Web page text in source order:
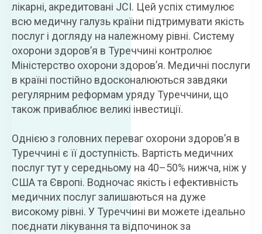
лікарні, акредитовані JCI. Цей успіх стимулює
всю медичну галузь країни підтримувати якість
послуг і догляду на належному рівні. Систему
охорони здоров’я в Туреччині контролює
Міністерство охорони здоров’я. Медичні послуги
в країні постійно вдосконалюються завдяки
регулярним реформам уряду Туреччини, що
також приваблює великі інвестиції.
Однією з головних переваг охорони здоров’я в
Туреччині є її доступність. Вартість медичних
послуг тут у середньому на 40–50% нижча, ніж у
США та Європі. Водночас якість і ефективність
медичних послуг залишаються на дуже
високому рівні. У Туреччині ви можете ідеально
поєднати лікування та відпочинок за